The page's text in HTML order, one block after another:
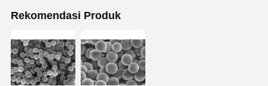
Kosmetik Mikrosfer Silika
Bubuk Silika Menyatu
Bubuk Nano Silika
Rekomendasi Produk